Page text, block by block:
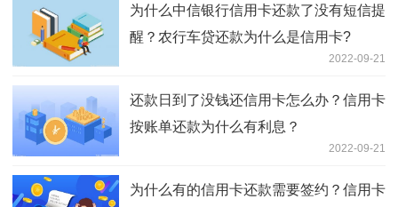
为什么中信银行信用卡还款了没有短信提
醒？农行车贷还款为什么是信用卡?
2022-09-21
还款日到了没钱还信用卡怎么办？信用卡
按账单还款为什么有利息？
2022-09-21
为什么有的信用卡还款需要签约？信用卡